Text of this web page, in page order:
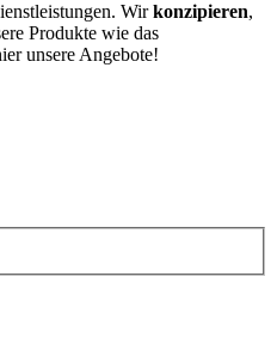
Wirkonzipieren,
Produkte wie das
unsere Angebote!